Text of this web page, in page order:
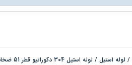
/ لوله استیل / لوله استیل 304 دکوراتیو قطر 51 ضخامت 0.8 م.م طلایی